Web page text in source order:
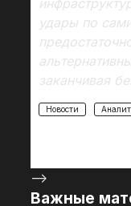
удары по
заканчивая
Новости
-->
Важные